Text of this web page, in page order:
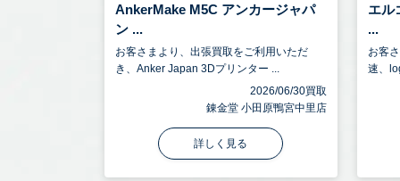
AnkerMake M5C アンカージャパ
ン ...
お客さまより、出張買取をご利用いただ
き、Anker Japan 3Dプリンター ...
2026/06/30買取
錬金堂 小田原鴨宮中里店
詳しく見る
エル
...
お客
速、